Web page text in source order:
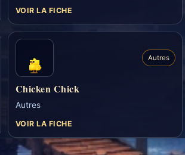
VOIR LA FICHE
Autres
Chicken Chick
Autres
VOIR LA FICHE